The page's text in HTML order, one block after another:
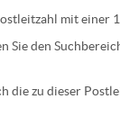
mit einer
den
die zu dieser